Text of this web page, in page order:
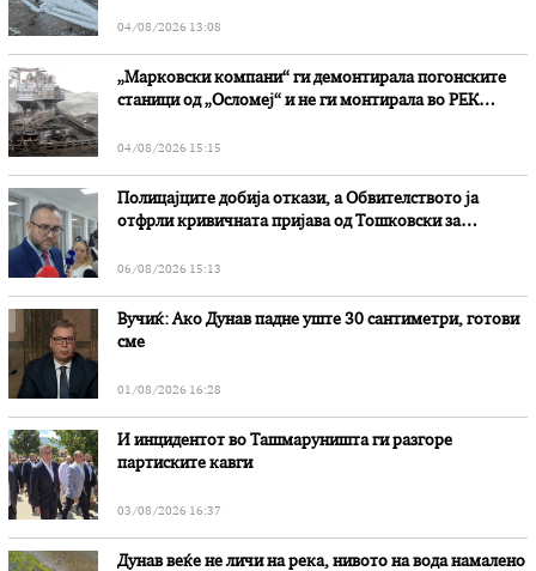
04/08/2026 13:08
„Марковски компани“ ги демонтирала погонските
станици од „Осломеј“ и не ги монтирала во РЕК
04/08/2026 15:15
Полицајците добија откази, а Обвителството ја
отфрли кривичната пријава од Тошковски за
06/08/2026 15:13
Вучиќ: Ако Дунав падне уште 30 сантиметри, готови
сме
01/08/2026 16:28
И инцидентот во Ташмаруништa ги разгоре
партиските кавги
03/08/2026 16:37
Дунав веќе не личи на река, нивото на вода намалено